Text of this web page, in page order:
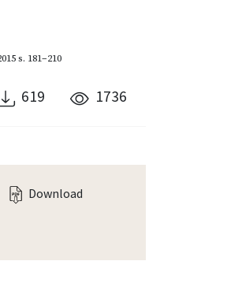
s. 181–210
619 1736
Download